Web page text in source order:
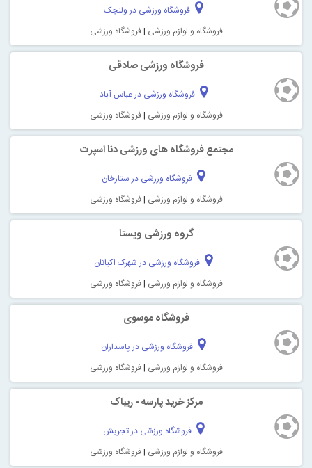
فروشگاه ورزشی در ولنجک
فروشگاه و لوازم ورزشی |فروشگاه ورزشی
فروشگاه ورزشی صادقی
فروشگاه ورزشی در عباس آباد
فروشگاه و لوازم ورزشی |فروشگاه ورزشی
مجتمع فروشگاه های ورزشی دنا اسپرت
فروشگاه ورزشی در ستارخان
فروشگاه و لوازم ورزشی |فروشگاه ورزشی
گروه ورزشی ویستا
فروشگاه ورزشی در شهرک اکباتان
فروشگاه و لوازم ورزشی |فروشگاه ورزشی
فروشگاه موسوی
فروشگاه ورزشی در پاسداران
فروشگاه و لوازم ورزشی |فروشگاه ورزشی
مرکز خرید پارسه - ریباک
فروشگاه ورزشی در تجریش
فروشگاه و لوازم ورزشی |فروشگاه ورزشی